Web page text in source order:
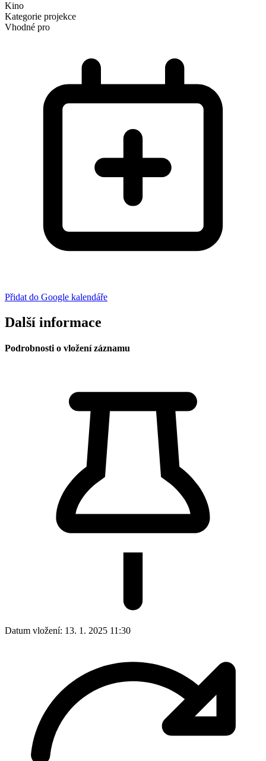
Kino
Kategorie projekce
Vhodné pro
Přidat do Google kalendáře
Další informace
Podrobnosti o vložení záznamu
Datum vložení: 13. 1. 2025 11:30